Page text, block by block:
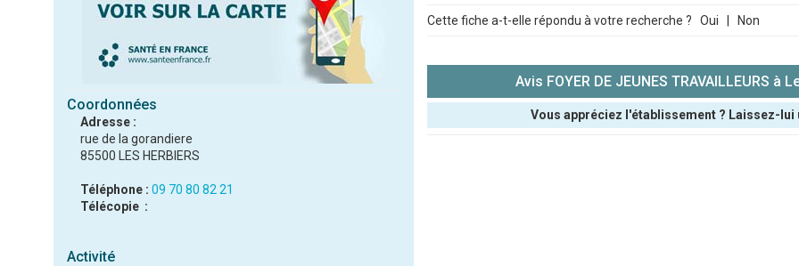
Coordonnées
Adresse :
rue de la gorandiere
85500 LES HERBIERS
Téléphone : 09 70 80 82 21
Télécopie :
Activité
Cette fiche a-t-elle répondu à votre recherche ? Oui Non
Avis FOYER DE JEUNES TRAVAILLEURS à
Vous appréciez l'établissement ? Laissez-lui